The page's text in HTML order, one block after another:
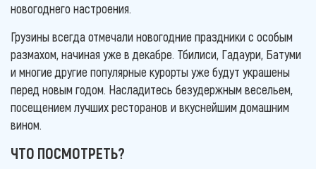
новогоднего настроения.
Грузины всегда отмечали новогодние праздники с особым
размахом, начиная уже в декабре. Тбилиси, Гадаури, Батуми
и многие другие популярные курорты уже будут украшены
перед новым годом. Насладитесь безудержным весельем,
посещением лучших ресторанов и вкуснейшим домашним
вином.
ЧТО ПОСМОТРЕТЬ?